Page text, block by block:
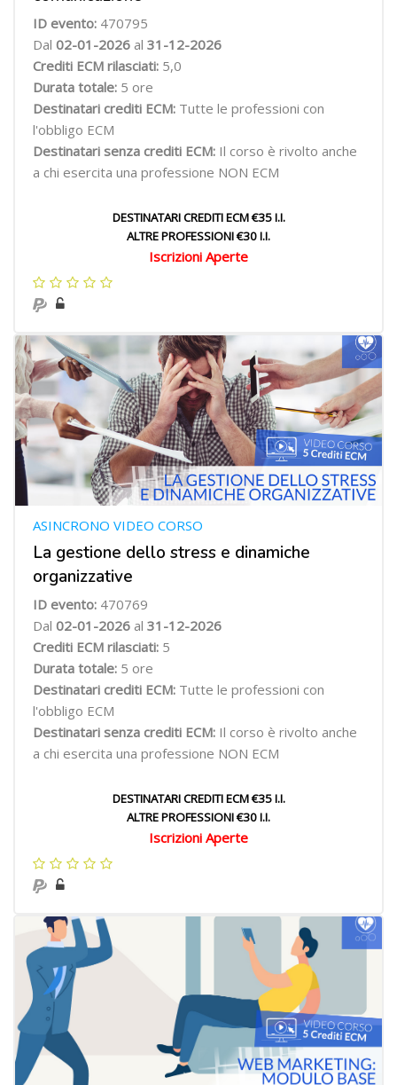
ID evento: 470795
Dal 02-01-2026 al 31-12-2026
Crediti ECM rilasciati: 5,0
Durata totale: 5 ore
Destinatari crediti ECM: Tutte le professioni con
l'obbligo ECM
Destinatari senza crediti ECM: Il corso è rivolto anche
a chi esercita una professione NON ECM
DESTINATARI CREDITI ECM €35 I.I.
ALTRE PROFESSIONI €30 I.I.
Iscrizioni Aperte
La gestione dello stress e dinamiche
organizzative
ASINCRONO VIDEO CORSO
ID evento: 470769
Dal 02-01-2026 al 31-12-2026
Crediti ECM rilasciati: 5
Durata totale: 5 ore
Destinatari crediti ECM: Tutte le professioni con
l'obbligo ECM
Destinatari senza crediti ECM: Il corso è rivolto anche
a chi esercita una professione NON ECM
DESTINATARI CREDITI ECM €35 I.I.
ALTRE PROFESSIONI €30 I.I.
Iscrizioni Aperte